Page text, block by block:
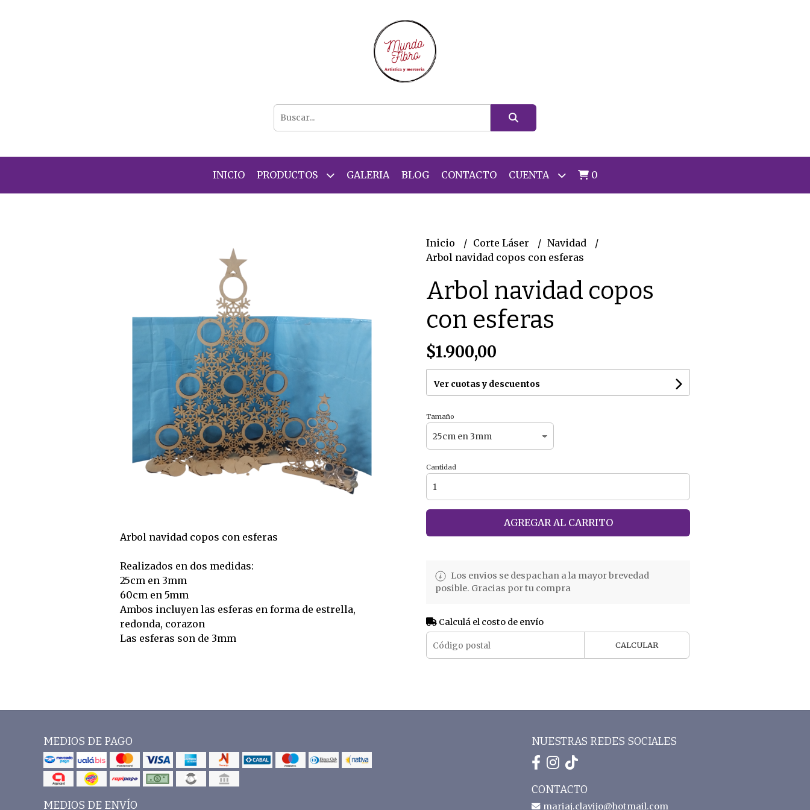
INICIO PRODUCTOS GALERIA BLOG CONTACTO CUENTA 0
Arbol navidad copos con esferas
Realizados en dos medidas:
25cm en 3mm
60cm en 5mm
Ambos incluyen las esferas en forma de estrella,
redonda, corazon
Las esferas son de 3mm
Inicio Corte Láser
Navidad
Arbol navidad copos con esferas
Arbol navidad copos
con esferas
$1.900,00
Ver cuotas y descuentos
Tamaño
Cantidad
AGREGAR AL CARRITO
Los envios se despachan a la mayor brevedad
posible. Gracias por tu compra
Calculá el costo de envío
CALCULAR
MEDIOS DE PAGO
MEDIOS DE ENVÍO
NUESTRAS REDES SOCIALES
CONTACTO
mariaj.clavijo@hotmail.com